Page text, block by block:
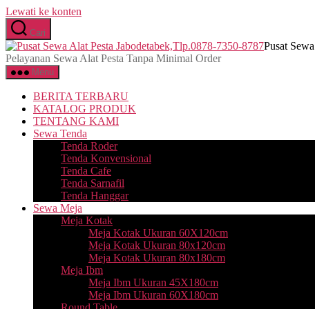
Lewati ke konten
Cari
Pusat
Pelayanan Sewa Alat Pesta Tanpa Minimal Order
Menu
BERITA TERBARU
KATALOG PRODUK
TENTANG KAMI
Sewa Tenda
Tenda Roder
Tenda Konvensional
Tenda Cafe
Tenda Sarnafil
Tenda Hanggar
Sewa Meja
Meja Kotak
Meja Kotak Ukuran 60X120cm
Meja Kotak Ukuran 80x120cm
Meja Kotak Ukuran 80x180cm
Meja Ibm
Meja Ibm Ukuran 45X180cm
Meja Ibm Ukuran 60X180cm